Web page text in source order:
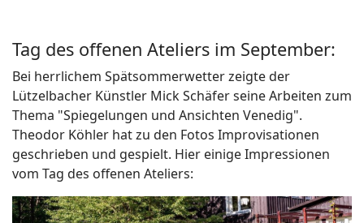
Tag des offenen Ateliers im September:
Bei herrlichem Spätsommerwetter zeigte der
Lützelbacher Künstler Mick Schäfer seine Arbeiten zum
Thema "Spiegelungen und Ansichten Venedig".
Theodor Köhler hat zu den Fotos Improvisationen
geschrieben und gespielt. Hier einige Impressionen
vom Tag des offenen Ateliers: